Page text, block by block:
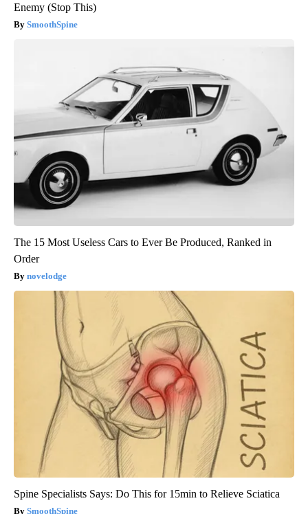
Enemy (Stop This)
SmoothSpine
The 15 Most Useless Cars to Ever Be Produced, Ranked in
Order
novelodge
Spine Specialists Says: Do This for 15min to Relieve Sciatica
SmoothSpine